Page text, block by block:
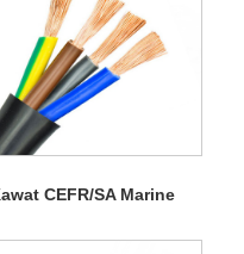
CEFR/SA Marine